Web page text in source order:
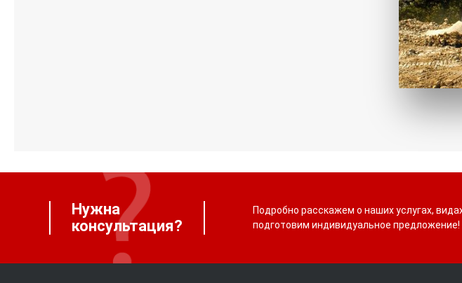
Нужна
консультация?
Подробно расскажем о наших услугах,
подготовим индивидуальное предложение!